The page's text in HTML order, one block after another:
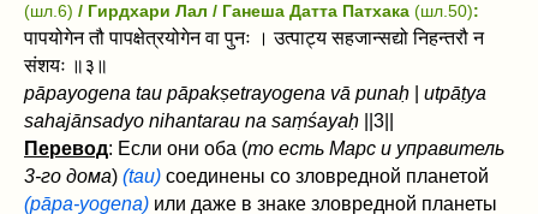
(шл.6) / Гирдхари Лал / Ганеша Датта Патхака (шл.50):
पापयोगेन तौ पापक्षेत्रयोगेन वा पुनः । उत्पाट्य सहजान्सद्यो निहन्तरौ न
संशयः ॥३॥
pāpayogena tau pāpakṣetrayogena vā punaḥ
utpāṭya
sahajān‌sadyo nihantarau na saṃśayaḥ
||3||
Перевод: Если они оба (то есть Марс и управитель
3-го дома) (tau) соединены со зловредной планетой
(pāpa-yogena) или даже в знаке зловредной планеты